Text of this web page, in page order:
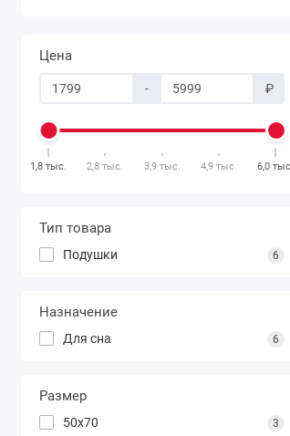
Цена
- ₽
1,8 тыс. 2,8 тыс. 3,9 тыс. 4,9 тыс. 6,0 тыс.
Тип товара
Подушки 6
Назначение
Для сна 6
Размер
50х70 3